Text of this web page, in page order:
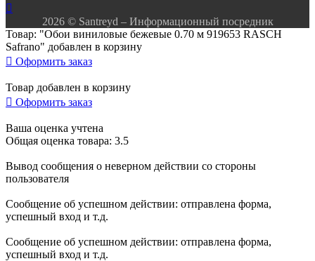

2026 © Santreyd – Информационный посредник
Товар: "Обои виниловые бежевые 0.70 м 919653 RASCH
Safrano" добавлен в корзину
 Оформить заказ
Товар добавлен в корзину
 Оформить заказ
Ваша оценка учтена
Общая оценка товара: 3.5
Вывод сообщения о неверном действии со стороны
пользователя
Сообщение об успешном действии: отправлена форма,
успешный вход и т.д.
Сообщение об успешном действии: отправлена форма,
успешный вход и т.д.